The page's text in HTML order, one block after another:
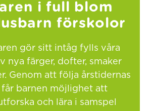
i full blom
förskolor
gör sitt intåg fylls våra
nya färger, dofter, smaker
Genom att följa årstidernas
barnen möjlighet att
och lära i samspel